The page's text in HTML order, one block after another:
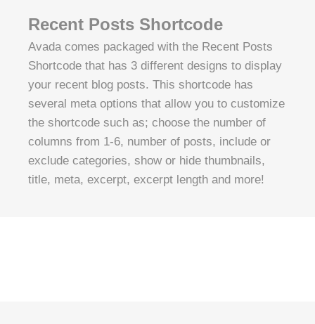
Recent Posts Shortcode
Avada comes packaged with the Recent Posts
Shortcode that has 3 different designs to display
your recent blog posts. This shortcode has
several meta options that allow you to customize
the shortcode such as; choose the number of
columns from 1-6, number of posts, include or
exclude categories, show or hide thumbnails,
title, meta, excerpt, excerpt length and more!